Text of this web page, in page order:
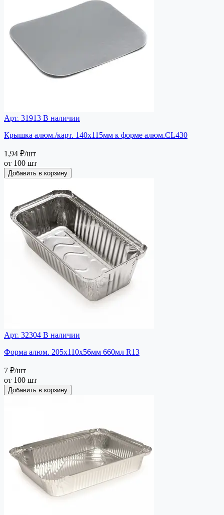
Арт. 31913 В наличии
Крышка алюм./карт. 140х115мм к форме алюм.CL430
1,94 ₽/шт
от 100 шт
Добавить в корзину
Арт. 32304 В наличии
Форма алюм. 205х110х56мм 660мл R13
7 ₽/шт
от 100 шт
Добавить в корзину